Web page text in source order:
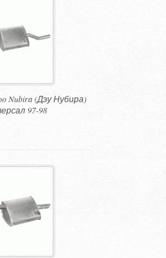
Nubira (Дэу Нубира)
97-98